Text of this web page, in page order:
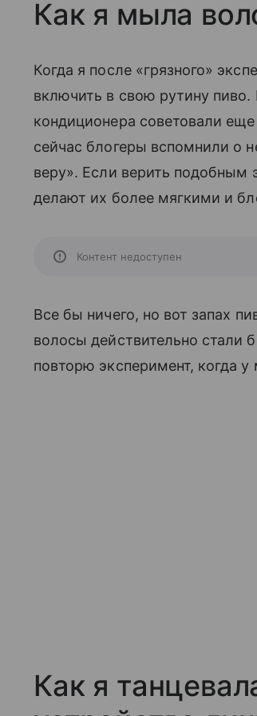
Как я мыла
Когда я после «грязного»
включить в свою рутину
кондиционера советовали
сейчас блогеры вспомнили о
веру». Если верить
делают их более мягкими и
Контент недоступен
Все бы ничего, но вот запах
волосы действительно стали
повторю эксперимент, когда
Как я